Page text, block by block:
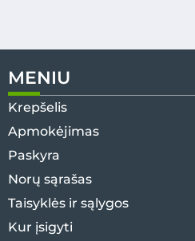
MENIU
Krepšelis
Apmokėjimas
Paskyra
Norų sąrašas
Taisyklės ir sąlygos
Kur įsigyti